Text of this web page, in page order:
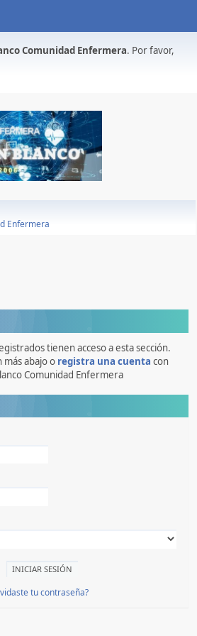
Comunidad Enfermera. Por favor,
Enfermera
tienen acceso a esta sección.
más abajo o registra una cuenta con
Comunidad Enfermera
tu contraseña?